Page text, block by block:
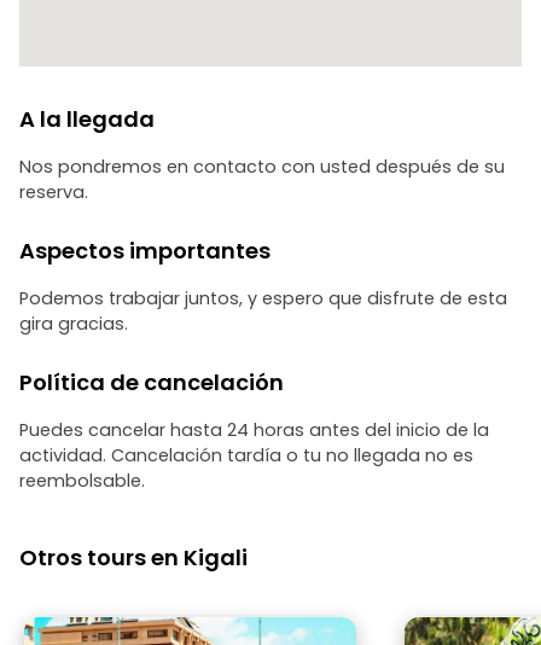
A la llegada
Nos pondremos en contacto con usted después de su
reserva.
Aspectos importantes
Podemos trabajar juntos, y espero que disfrute de esta
gira gracias.
Política de cancelación
Puedes cancelar hasta 24 horas antes del inicio de la
actividad. Cancelación tardía o tu no llegada no es
reembolsable.
Otros tours en Kigali